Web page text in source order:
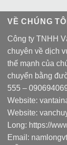
VỀ CHÚNG TÔI
Công ty TNHH
chuyên về dịch
thế mạnh của
chuyển bằng
555 –
Website:
Website:
Long: https://
Email: